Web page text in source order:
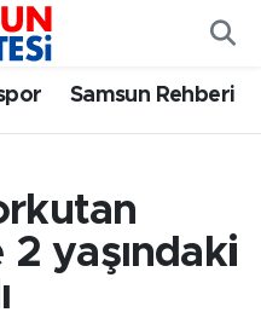
Samsun Rehberi
2 yaşındaki
Haritası